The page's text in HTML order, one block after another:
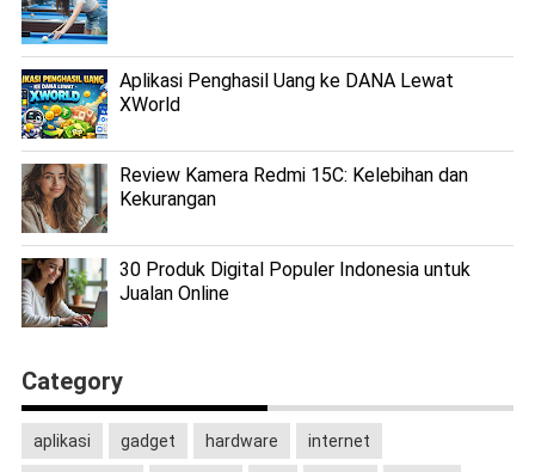
Aplikasi Penghasil Uang ke DANA Lewat
XWorld
Review Kamera Redmi 15C: Kelebihan dan
Kekurangan
30 Produk Digital Populer Indonesia untuk
Jualan Online
Category
aplikasi gadget hardware internet